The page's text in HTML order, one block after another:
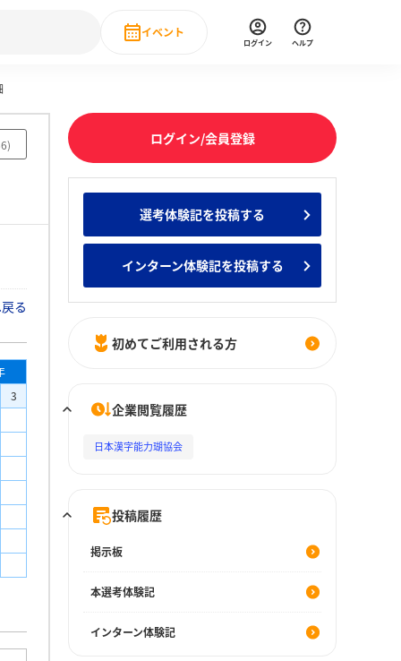
卒就職人気企業ランキング みんなのインターン人気企業ランキ
・DX現場社員インタビュー
イベント
直近のイベント一覧
ログイン ヘルプ
)
る
3
ログイン/会員登録
選考体験記を投稿する
インターン体験記を投稿する
初めてご利用される方
企業閲覧履歴
日本漢字能力瑚協会
投稿履歴
掲示板
本選考体験記
インターン体験記